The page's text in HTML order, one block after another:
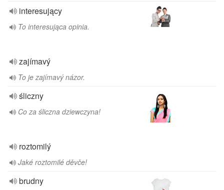
interesujący
To interesująca opinia.
zajímavý
To je zajímavý názor.
śliczny
Co za śliczna dziewczyna!
roztomilý
Jaké roztomilé děvče!
brudny